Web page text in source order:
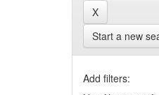
Start a new
Add filters: